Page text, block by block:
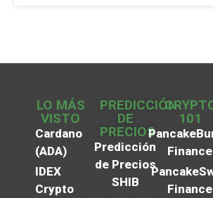
LO MÁS
VISTO
Cardano
(ADA)
IDEX
Crypto
PREDICCIÓN
DE
PRECIOS
Predicción
de Precios
SHIB
101
Finance
Finance